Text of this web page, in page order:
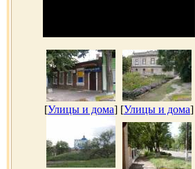
[Улицы и дома] [Улицы и дома]